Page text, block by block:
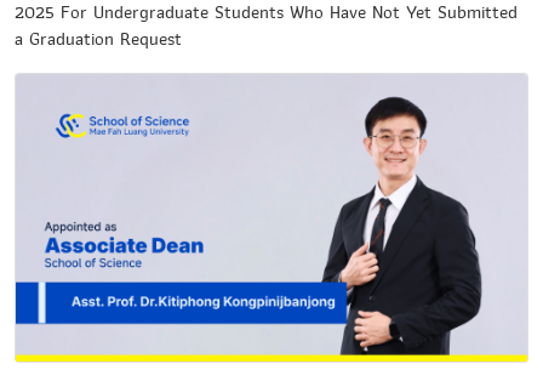
2025 For Undergraduate Students Who Have Not Yet Submitted
a Graduation Request